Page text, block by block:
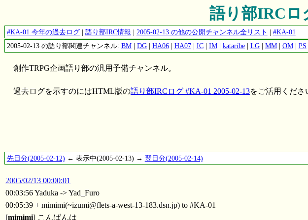
語り部IRCロ
#KA-01 今年の過去ログ| 語り部IRC情報 | 2005-02-13 の他の公開チャンネル全リスト | #KA-01
2005-02-13 の語り部関連チャンネル: BM| DG| HA06| HA07| IC| IM| kataribe| LG| MM| OM| PS
創作TRPG企画語り部の汎用予備チャンネル。
過去ログを示すのにはHTML版の語り部IRCログ #KA-01 2005-02-13をご活用くださ
先日分(2005-02-12) ← 表示中(2005-02-13) → 翌日分(2005-02-14)
2005/02/13 00:00:01
00:03:56 Yaduka -> Yad_Furo
00:05:39 + mimimi(~izumi@flets-a-west-13-183.dsn.jp) to #KA-01
[mimimi] こんばんは